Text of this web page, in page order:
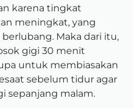
karena tingkat
meningkat, yang
Maka dari itu,
gigi 30 menit
untuk membiasakan
sebelum tidur agar
sepanjang malam.